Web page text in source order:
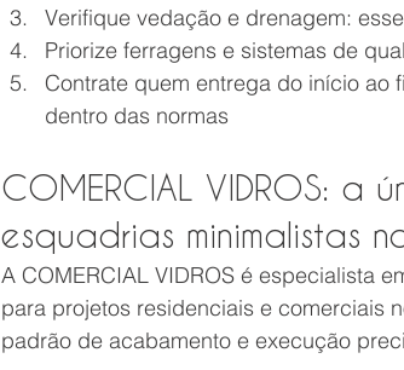
Verifique vedação e drenagem:
Priorize ferragens e sistemas de
Contrate quem entrega do início ao
dentro das normas
COMERCIAL VIDROS: a
esquadrias minimalistas
A COMERCIAL VIDROS é especialista
para projetos residenciais e comerciais
padrão de acabamento e execução